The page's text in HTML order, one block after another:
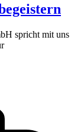
spricht mit uns